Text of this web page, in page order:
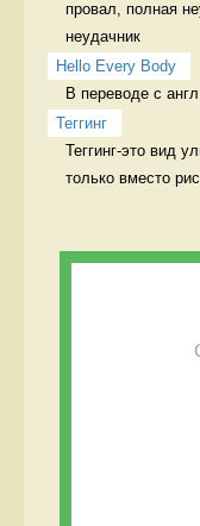
провал, полная
неудачник
Hello Every Body
В переводе с
Теггинг
Теггинг-это вид
только вместо